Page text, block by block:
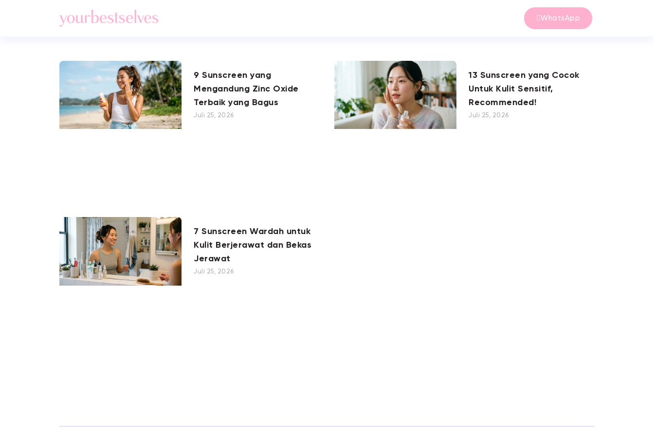
WhatsApp
9 Sunscreen yang
Mengandung Zinc Oxide
Terbaik yang Bagus
Juli 25, 2026
13 Sunscreen yang Cocok
Untuk Kulit Sensitif,
Recommended!
Juli 25, 2026
7 Sunscreen Wardah untuk
Kulit Berjerawat dan Bekas
Jerawat
Juli 25, 2026